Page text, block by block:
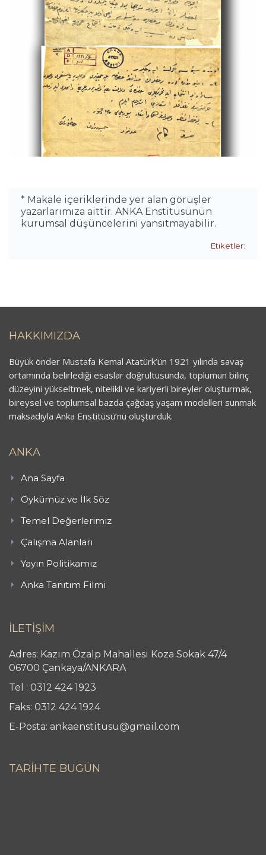
* Makale içeriklerinde yer alan görüşler
yazarlarımıza aittir. ANKA Enstitüsünün
kurumsal düşüncelerini yansıtmayabilir.
Etiketler:
HAKKIMIZDA
Büyük önder Mustafa Kemal Atatürk’ün 1921 yılında savaş
ortamında belirlediği esaslar doğrultusunda, toplumun bilinç
düzeyini yükseltmek, nitelikli ve kariyerli bireyler oluşturmak,
bireysel ve toplumsal bazda çağdaş yaşam modelleri sunmak
maksadıyla Anka Enstitüsü’nü oluşturduk.
ANKA
Ana Sayfa
Öykümüz ve İlk Söz
Temel Değerlerimiz
Çalışma Alanları
Yayın Politikamız
Anka Tanıtım Filmi
İLETİŞİM
Adres: Kazım Özalp Mahallesi Koza Sokak 47/4
06700 Çankaya/ANKARA
Tel : 0312 424 1923
Faks: 0312 424 1924
E-Posta: ankaenstitusu@gmail.com
TARİHTE BUGÜN